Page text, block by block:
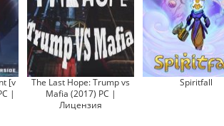
[v
|
The Last Hope: Trump vs
Mafia (2017) PC |
Лицензия
Spiritfall